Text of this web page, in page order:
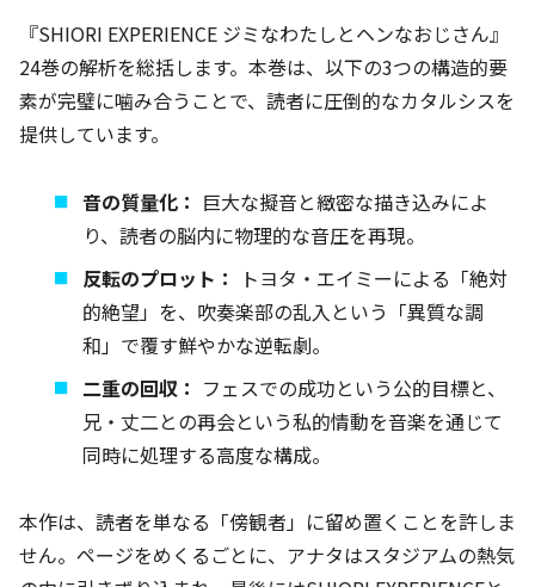
『SHIORI EXPERIENCE ジミなわたしとヘンなおじさん』
24巻の解析を総括します。本巻は、以下の3つの構造的要
素が完璧に噛み合うことで、読者に圧倒的なカタルシスを
提供しています。
音の質量化： 巨大な擬音と緻密な描き込みによ
り、読者の脳内に物理的な音圧を再現。
反転のプロット：
トヨタ・エイミーによる「絶対
的絶望」を、吹奏楽部の乱入という「異質な調
和」で覆す鮮やかな逆転劇。
二重の回収： フェスでの成功という公的目標と、
兄・丈二との再会という私的情動を音楽を通じて
同時に処理する高度な構成。
本作は、読者を単なる「傍観者」に留め置くことを許しま
せん。ページをめくるごとに、アナタはスタジアムの熱気